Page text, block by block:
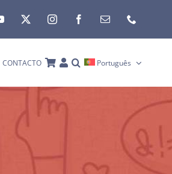
CONTACTO Português